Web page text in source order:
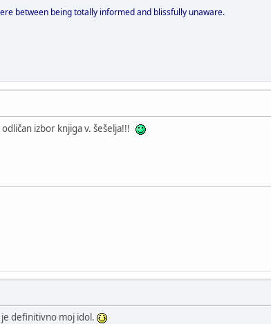
between being totally informed and blissfully unaware.
izbor knjiga v. šešelja!!!
definitivno moj idol.